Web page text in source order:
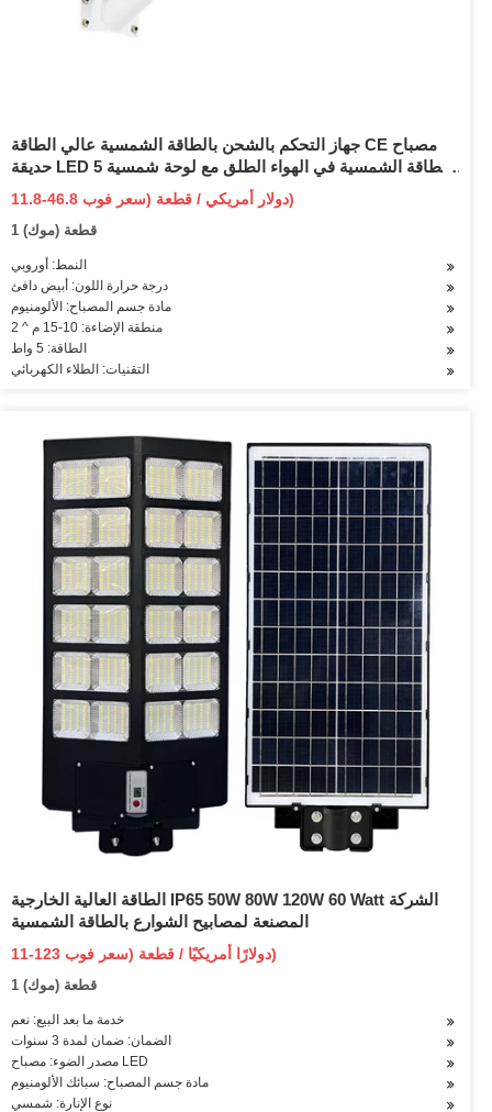
جهاز التحكم بالشحن بالطاقة الشمسية عالي الطاقة CE مصباح
حديقة LED بالطاقة الشمسية في الهواء الطلق مع لوحة شمسية 5
11.8-46.8 دولار أمريكي / قطعة (سعر فوب)
1 قطعة (موك)
النمط: أوروبي
درجة حرارة اللون: أبيض دافئ
مادة جسم المصباح: الألومنيوم
منطقة الإضاءة: 10-15 م ^ 2
الطاقة: 5 واط
التقنيات: الطلاء الكهربائي
الطاقة العالية الخارجية IP65 50W 80W 120W 60 Watt الشركة
المصنعة لمصابيح الشوارع بالطاقة الشمسية
11-123 دولارًا أمريكيًا / قطعة (سعر فوب)
1 قطعة (موك)
خدمة ما بعد البيع: نعم
الضمان: ضمان لمدة 3 سنوات
مصدر الضوء: مصباح LED
مادة جسم المصباح: سبائك الألومنيوم
نوع الإنارة: شمسي